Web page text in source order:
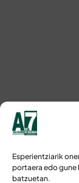
Esperientziarik
portaera edo gune
batzuetan.